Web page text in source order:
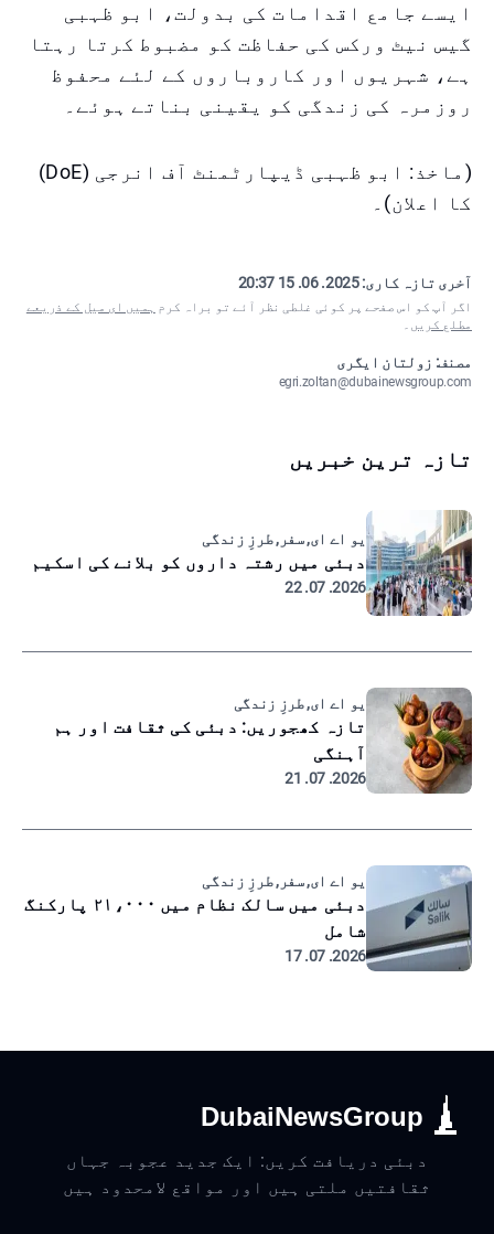
ایسے جامع اقدامات کی بدولت، ابو ظہبی
گیس نیٹ ورکس کی حفاظت کو مضبوط کرتا رہتا
ہے، شہریوں اور کاروباروں کے لئے محفوظ
روزمرہ کی زندگی کو یقینی بناتے ہوئے۔
(ماخذ: ابو ظہبی ڈیپارٹمنٹ آف انرجی (DoE)
کا اعلان)۔
آخری تازہ کاری:2025. 06. 15 20:37
اگر آپ کو اس صفحے پر کوئی غلطی نظر آئے تو براہ کرم ہمیں ای میل کے ذریعے
مطلع کریں ۔
مصنف: زولتان ایگری
egri.zoltan@dubainewsgroup.com
تازہ ترین خبریں
یو اے ای, سفر, طرزِ زندگی
دبئی میں رشتہ داروں کو بلانے کی اسکیم
2026. 07. 22
یو اے ای, طرزِ زندگی
تازہ کھجوریں: دبئی کی ثقافت اور ہم
آہنگی
2026. 07. 21
یو اے ای, سفر, طرزِ زندگی
دبئی میں سالک نظام میں ۲۱،۰۰۰ پارکنگ
شامل
2026. 07. 17
DubaiNewsGroup
دبئی دریافت کریں: ایک جدید عجوبہ جہاں
ثقافتیں ملتی ہیں اور مواقع لامحدود ہیں